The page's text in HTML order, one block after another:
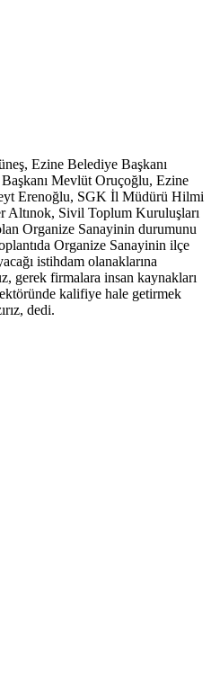
Ezine Belediye Başkanı
Mevlüt Oruçoğlu, Ezine
Erenoğlu, SGK İl Müdürü Hilmi
Altınok, Sivil Toplum Kuruluşları
Organize Sanayinin durumunu
Organize Sanayinin ilçe
istihdam olanaklarına
gerek firmalara insan kaynakları
kalifiye hale getirmek
dedi.